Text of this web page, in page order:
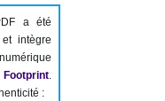
a été
intègre
Footprint.
: